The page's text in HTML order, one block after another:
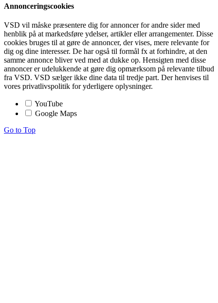
Annonceringscookies
VSD vil måske præsentere dig for annoncer for andre sider med
henblik på at markedsføre ydelser, artikler eller arrangementer. Disse
cookies bruges til at gøre de annoncer, der vises, mere relevante for
dig og dine interesser. De har også til formål fx at forhindre, at den
samme annonce bliver ved med at dukke op. Hensigten med disse
annoncer er udelukkende at gøre dig opmærksom på relevante tilbud
fra VSD. VSD sælger ikke dine data til tredje part. Der henvises til
vores privatlivspolitik for yderligere oplysninger.
YouTube
Google Maps
Go to Top